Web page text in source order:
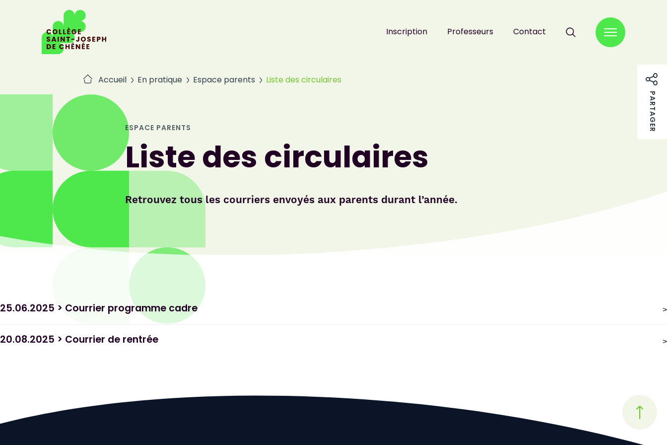
Inscription Professeurs Contact
RECHERCHER :
PARTAGER
Accueil En pratique Espace parents Liste des circulaires
ESPACE PARENTS
Liste des circulaires
Retrouvez tous les courriers envoyés aux parents durant l’année.
25.06.2025 > Courrier programme cadre
20.08.2025 > Courrier de rentrée